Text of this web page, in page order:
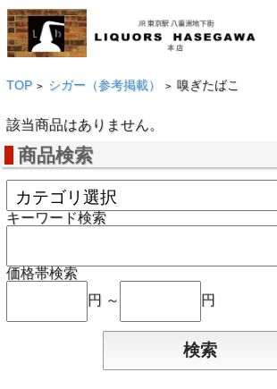
TOP > シガー（参考掲載） > 嗅ぎたばこ
該当商品はありません。
商品検索
キーワード検索
価格帯検索
円 ～
円